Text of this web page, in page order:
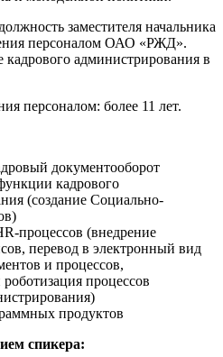
заместителя начальника
персоналом ОАО «РЖД».
кадрового администрирования в
персоналом: более 11 лет.
документооборот
кадрового
(создание Социально-
процессов (внедрение
перевод в электронный вид
и процессов,
процессов
продуктов
спикера: